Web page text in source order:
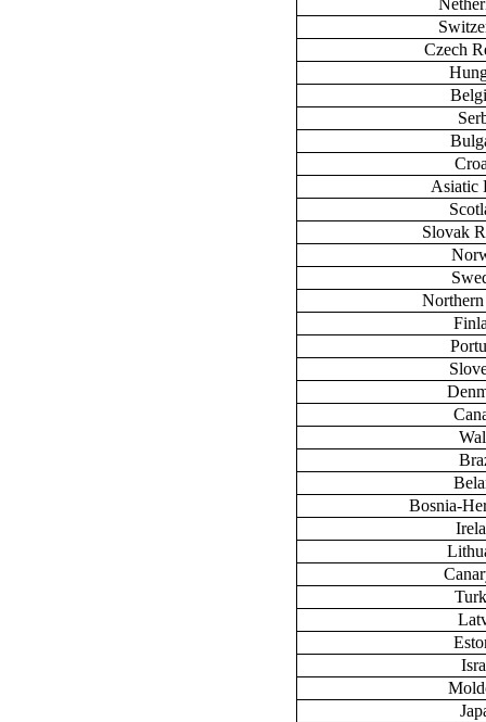
Czech
Asiatic
Slovak
Bosnia-